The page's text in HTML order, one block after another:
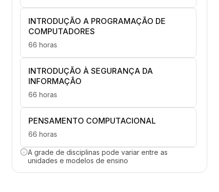
INTRODUÇÃO A PROGRAMAÇÃO DE
COMPUTADORES
66 horas
INTRODUÇÃO À SEGURANÇA DA
INFORMAÇÃO
66 horas
PENSAMENTO COMPUTACIONAL
66 horas
BANCO DE DADOS
66 horas
A grade de disciplinas pode variar entre as
unidades e modelos de ensino